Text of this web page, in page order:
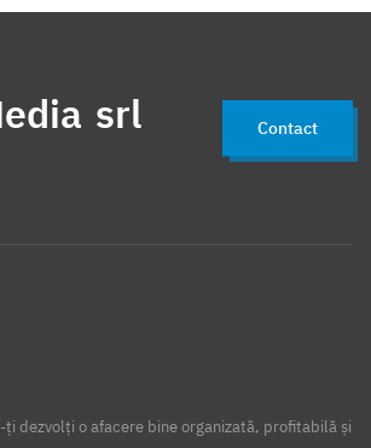
srl Contact
ți dezvolți o afacere bine organizată, profitabilă și